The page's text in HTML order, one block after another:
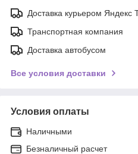
Доставка курьером Яндекс
Транспортная компания
Доставка автобусом
Все условия доставки
Условия оплаты
Наличными
Безналичный расчет